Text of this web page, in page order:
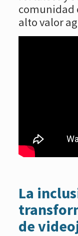
comunidad
alto valor
La
de